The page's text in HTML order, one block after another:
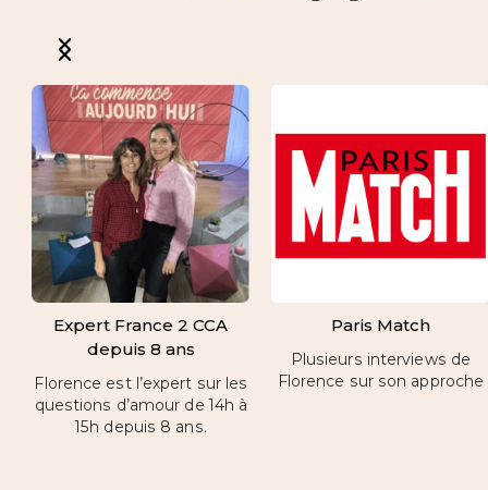
Expert France 2 CCA
depuis 8 ans
Florence est l’expert sur les
questions d’amour de 14h à
15h depuis 8 ans.
Paris Match
Plusieurs interviews de
Florence sur son approche